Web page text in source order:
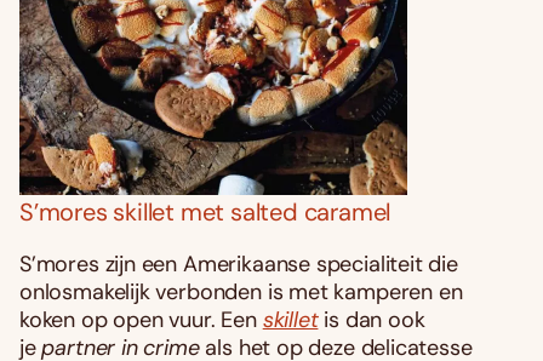
S’mores skillet met salted caramel
S’mores zijn een Amerikaanse specialiteit die
onlosmakelijk verbonden is met kamperen en
koken op open vuur. Een skilletis dan ook
jepartner in crimeals het op deze delicatesse